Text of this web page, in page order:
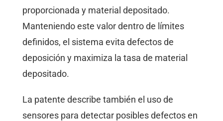
proporcionada y material depositado.
Manteniendo este valor dentro de límites
definidos, el sistema evita defectos de
deposición y maximiza la tasa de material
depositado.
La patente describe también el uso de
sensores para detectar posibles defectos en